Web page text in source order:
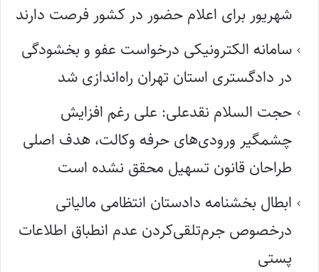
شهریور برای اعلام حضور در کشور فرصت دارند
سامانه الکترونیکی درخواست عفو و بخشودگی
در دادگستری استان تهران راه‌اندازی شد
حجت السلام نقدعلی: علی رغم افزایش
چشمگیر ورودی‌های حرفه وکالت، هدف اصلی
طراحان قانون تسهیل محقق نشده است
ابطال بخشنامه دادستان انتظامی مالیاتی
درخصوص جرم‌تلقی‌کردن عدم انطباق اطلاعات
پستی